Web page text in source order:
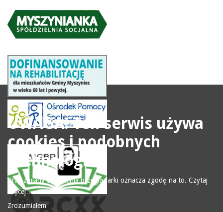
UWAGA! Ten serwis używa
cookies i podobnych
technologii.
Brak zmiany ustawienia przeglądarki oznacza zgodę na to. Czytaj
więcej…
Zrozumiałem